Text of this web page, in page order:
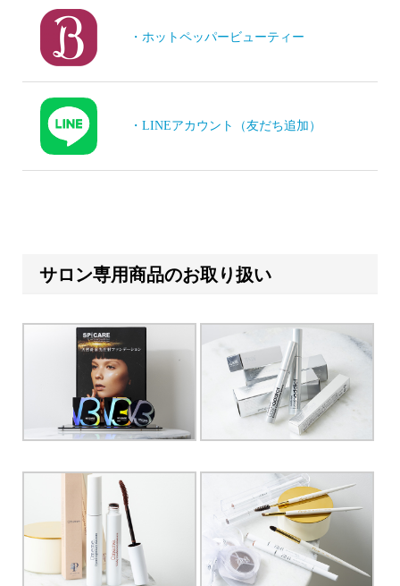
・ホットペッパービューティー
・LINEアカウント（友だち追加）
サロン専用商品のお取り扱い